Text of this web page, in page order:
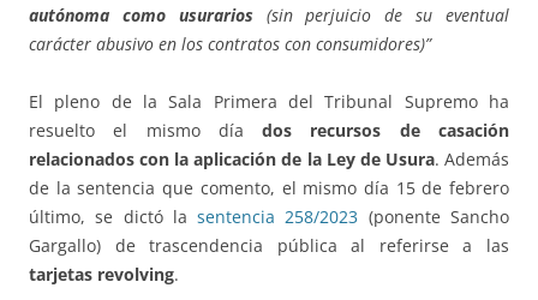
autónoma como usurarios (sin perjuicio de su eventual
carácter abusivo en los contratos con consumidores)”
El pleno de la Sala Primera del Tribunal Supremo ha
resuelto el mismo díados recursos de casación
relacionados con la aplicación de la Ley de Usura. Además
de la sentencia que comento, el mismo día 15 de febrero
último, se dictó lasentencia 258/2023 (ponente Sancho
Gargallo) de trascendencia pública al referirse a las
tarjetas revolving.